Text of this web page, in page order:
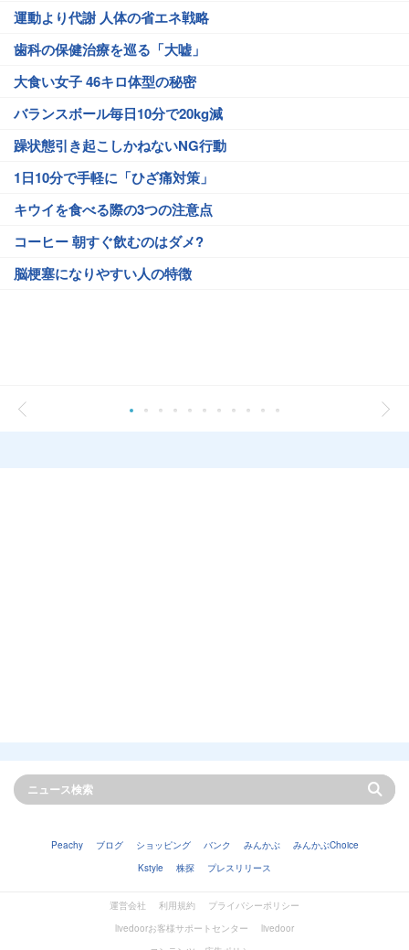
運動より代謝 人体の省エネ戦略
歯科の保健治療を巡る「大嘘」
大食い女子 46キロ体型の秘密
バランスボール毎日10分で20kg減
躁状態引き起こしかねないNG行動
1日10分で手軽に「ひざ痛対策」
キウイを食べる際の3つの注意点
コーヒー 朝すぐ飲むのはダメ?
脳梗塞になりやすい人の特徴
Peachy ブログ ショッピング バンク みんかぶ
みんかぶChoice
Kstyle
株探 プレスリリース
運営会社 利用規約
プライバシーポリシー
livedoorお客様サポートセンター
livedoor